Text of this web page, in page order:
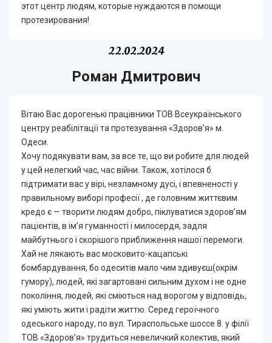
этот центр людям, которые нуждаются в помощи
протезирования!
22.02.2024
Роман Дмитрович
Вітаю Вас дорогенькі працівники ТОВ Всеукраїнського
центру реабілітації та протезування «Здоров’я» м.
Одеси.
Хочу подякувати вам, за все те, що ви робите для людей
у цей нелегкий час, час війни. Також, хотілося б
підтримати вас у вірі, незламному дусі, і впевненості у
правильному виборі професії , де головним життєвим
кредо є — творити людям добро, піклуватися здоров’ям
пацієнтів, в ім’я гуманності і милосердя, задля
майбутнього і скорішого приближення нашої перемоги.
Хай не лякають вас московито-кацапські
бомбардування, бо одеситів мало чим здивуєш(окрім
гумору), людей, які загартовані сильним духом і не одне
покоління, людей, які сміються над ворогом у відповідь,
які уміють жити і радіти життю. Серед героїчного
одеського народу, по вул. Тираспольське шоссе 8. у філії
ТОВ «Здоров’я» трудиться невеличкий колектив, який